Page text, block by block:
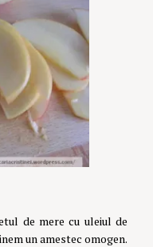
de mere cu uleiul de
un amestec omogen.